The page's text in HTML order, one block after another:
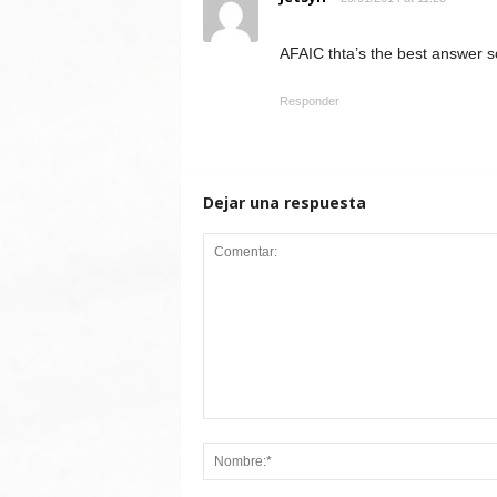
AFAIC thta’s the best answer
Responder
Dejar una respuesta